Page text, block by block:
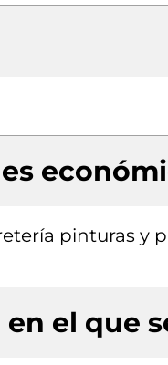
pinturas y
el que